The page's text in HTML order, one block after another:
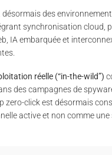
des
synchronisation cloud,
IA embarquée et
réelle (“in-the-wild”)
des campagnes de
zero-click est désormais
active et non comme une